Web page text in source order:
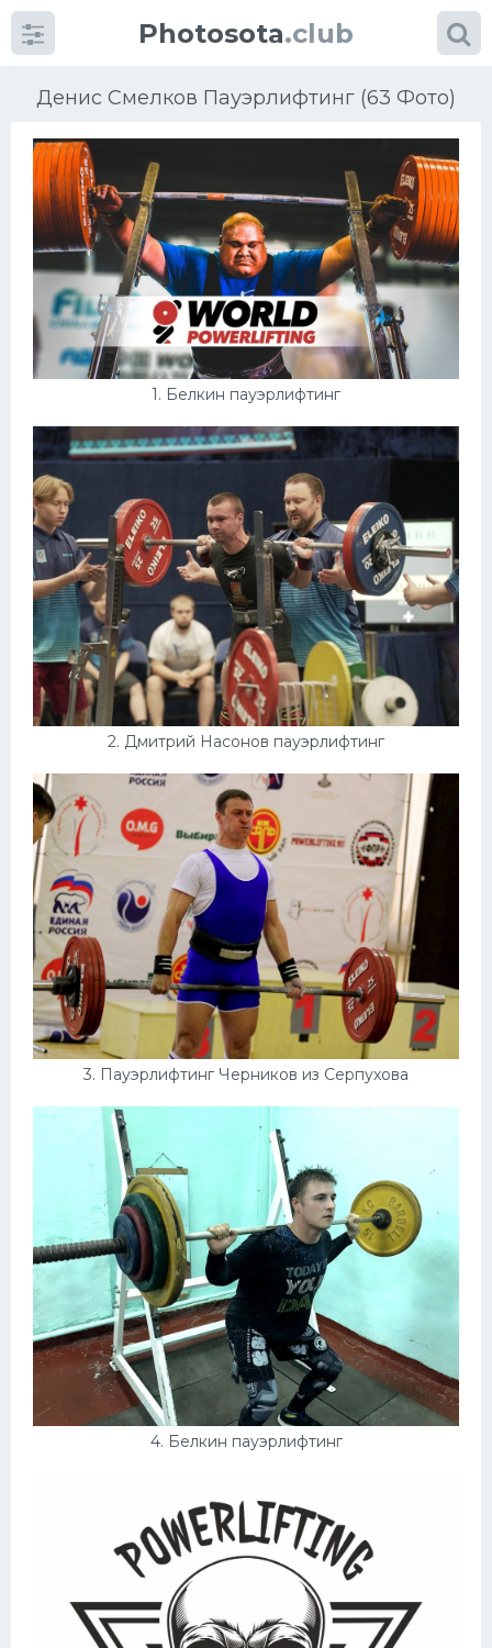
Photosota.club
Денис Смелков Пауэрлифтинг (63 Фото)
1. Белкин пауэрлифтинг
2. Дмитрий Насонов пауэрлифтинг
3. Пауэрлифтинг Черников из Серпухова
4. Белкин пауэрлифтинг
КатегорииФото
Много картинок...
Футбол
Хоккей
Велогонки
Конькобежный спорт
Тренажеры
Интерьеры квартир